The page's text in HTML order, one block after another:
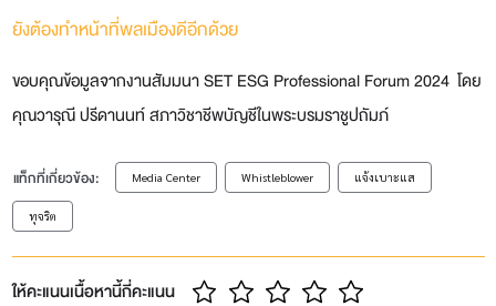
ยังต้องทำหน้าที่พลเมืองดีอีกด้วย
ขอบคุณข้อมูลจากงานสัมมนา SET ESG Professional Forum 2024 โดย
คุณวารุณี ปรีดานนท์ สภาวิชาชีพบัญชีในพระบรมราชูปถัมภ์
แท็กที่เกี่ยวข้อง: Media Center Whistleblower แจ้งเบาะแส
ทุจริต
ให้คะแนนเนื้อหานี้กี่คะแนน